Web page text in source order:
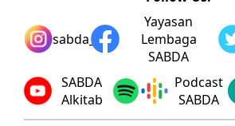
sabda_ylsa
Yayasan
Lembaga
SABDA
SABDA
Alkitab
Podcast
SABDA